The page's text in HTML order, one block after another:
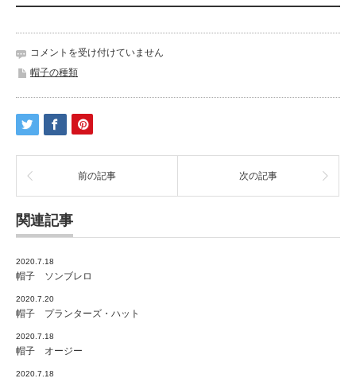
帽
子
ャ
バ
リ
ハ
ッ
コメントを受け付けていません
帽子の種類
前の記事 次の記事
関連記事
2020.7.18
帽子 ソンブレロ
2020.7.20
帽子 プランターズ・ハット
2020.7.18
帽子 オージー
2020.7.18